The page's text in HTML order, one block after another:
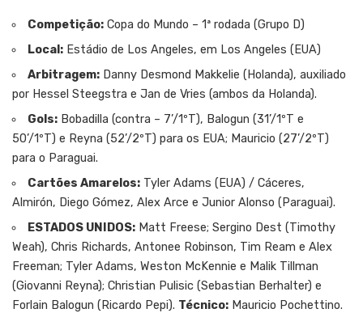
Competição: Copa do Mundo – 1ª rodada (Grupo D)
Local: Estádio de Los Angeles, em Los Angeles (EUA)
Arbitragem: Danny Desmond Makkelie (Holanda), auxiliado
por Hessel Steegstra e Jan de Vries (ambos da Holanda).
Gols: Bobadilla (contra – 7’/1ºT), Balogun (31’/1ºT e
50’/1ºT) e Reyna (52’/2ºT) para os EUA; Mauricio (27’/2ºT)
para o Paraguai.
Cartões Amarelos: Tyler Adams (EUA) / Cáceres,
Almirón, Diego Gómez, Alex Arce e Junior Alonso (Paraguai).
ESTADOS UNIDOS: Matt Freese; Sergino Dest (Timothy
Weah), Chris Richards, Antonee Robinson, Tim Ream e Alex
Freeman; Tyler Adams, Weston McKennie e Malik Tillman
(Giovanni Reyna); Christian Pulisic (Sebastian Berhalter) e
Forlain Balogun (Ricardo Pepi). Técnico: Mauricio Pochettino.